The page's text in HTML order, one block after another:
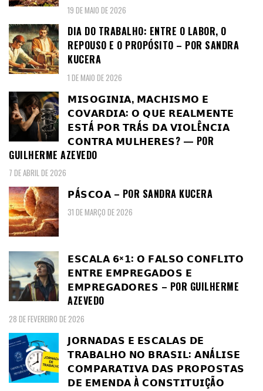
19 DE MAIO DE 2026
DIA DO TRABALHO: ENTRE O LABOR, O
REPOUSO E O PROPÓSITO – POR SANDRA
KUCERA
1 DE MAIO DE 2026
𝗠𝗜𝗦𝗢𝗚𝗜𝗡𝗜𝗔, 𝗠𝗔𝗖𝗛𝗜𝗦𝗠𝗢 𝗘
𝗖𝗢𝗩𝗔𝗥𝗗𝗜𝗔: 𝗢 𝗤𝗨𝗘 𝗥𝗘𝗔𝗟𝗠𝗘𝗡𝗧𝗘
𝗘𝗦𝗧Á 𝗣𝗢𝗥 𝗧𝗥Á𝗦 𝗗𝗔 𝗩𝗜𝗢𝗟Ê𝗡𝗖𝗜𝗔
𝗖𝗢𝗡𝗧𝗥𝗔 𝗠𝗨𝗟𝗛𝗘𝗥𝗘𝗦? — POR
GUILHERME AZEVEDO
7 DE ABRIL DE 2026
𝗣Á𝗦𝗖𝗢𝗔 – POR SANDRA KUCERA
31 DE MARÇO DE 2026
𝗘𝗦𝗖𝗔𝗟𝗔 𝟲×𝟭: 𝗢 𝗙𝗔𝗟𝗦𝗢 𝗖𝗢𝗡𝗙𝗟𝗜𝗧𝗢
𝗘𝗡𝗧𝗥𝗘 𝗘𝗠𝗣𝗥𝗘𝗚𝗔𝗗𝗢𝗦 𝗘
𝗘𝗠𝗣𝗥𝗘𝗚𝗔𝗗𝗢𝗥𝗘𝗦 – POR GUILHERME
AZEVEDO
28 DE FEVEREIRO DE 2026
𝗝𝗢𝗥𝗡𝗔𝗗𝗔𝗦 𝗘 𝗘𝗦𝗖𝗔𝗟𝗔𝗦 𝗗𝗘
𝗧𝗥𝗔𝗕𝗔𝗟𝗛𝗢 𝗡𝗢 𝗕𝗥𝗔𝗦𝗜𝗟: 𝗔𝗡Á𝗟𝗜𝗦𝗘
𝗖𝗢𝗠𝗣𝗔𝗥𝗔𝗧𝗜𝗩𝗔 𝗗𝗔𝗦 𝗣𝗥𝗢𝗣𝗢𝗦𝗧𝗔𝗦
𝗗𝗘 𝗘𝗠𝗘𝗡𝗗𝗔 À 𝗖𝗢𝗡𝗦𝗧𝗜𝗧𝗨𝗜ÇÃ𝗢